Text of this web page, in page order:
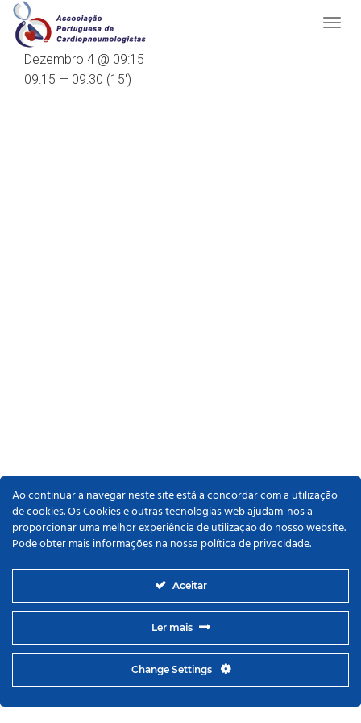
Dezembro 4 @ 09:15
09:15 — 09:30 (15′)
Ao continuar a navegar neste site está a concordar com a utilização
de cookies. Os Cookies e outras tecnologias web ajudam-nos a
proporcionar uma melhor experiência de utilização do nosso website.
Pode obter mais informações na nossa política de privacidade.
Aceitar
Ler mais
Change Settings